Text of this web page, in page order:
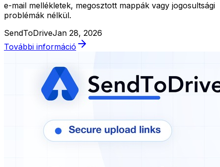
e-mail mellékletek, megosztott mappák vagy jogosultsági
problémák nélkül.
SendToDriveJan 28, 2026
További információ